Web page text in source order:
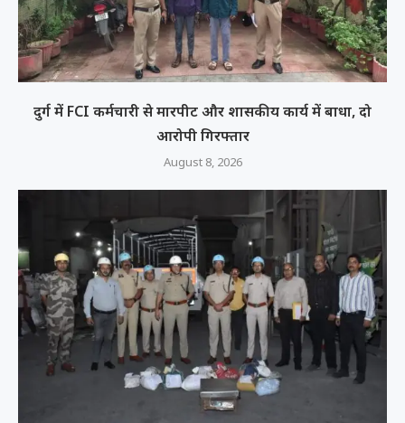
दुर्ग में FCI कर्मचारी से मारपीट और शासकीय कार्य में बाधा, दो
आरोपी गिरफ्तार
August 8, 2026